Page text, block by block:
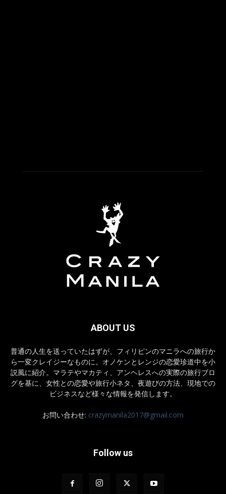
ABOUT US
普通の人生を送っていたはずが、フィリピンのマニラへの旅行か
ら一変クレイジーなものに。オノケンとレンジの恋愛珍道中を小
説風に紹介。マラテやマカティ、アンヘレスへの実際の旅行ブロ
グを基に、女性との恋愛や旅行小ネタ、夜遊びの方法、現地での
ビジネスなど様々な情報を発信します。
お問い合わせ: crazymanila2017@gmail.com
Follow us